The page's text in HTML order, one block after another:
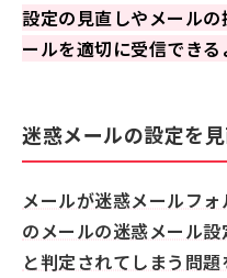
設定の見直しやメール
ールを適切に受信できる
迷惑メールの設定を
メールが迷惑メールフ
のメールの迷惑メール
と判定されてしまう問